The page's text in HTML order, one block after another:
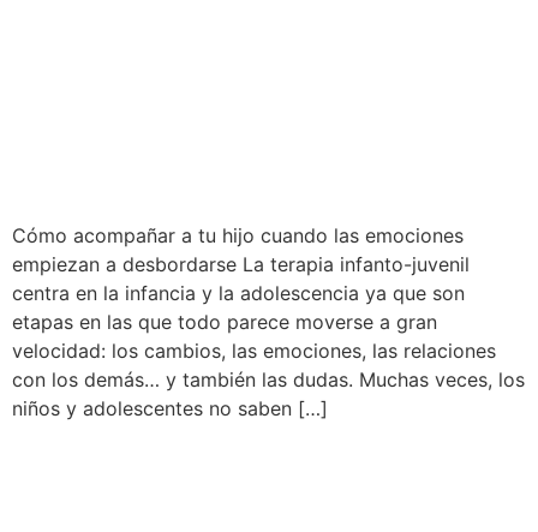
Cómo acompañar a tu hijo cuando las emociones
empiezan a desbordarse La terapia infanto-juvenil
centra en la infancia y la adolescencia ya que son
etapas en las que todo parece moverse a gran
velocidad: los cambios, las emociones, las relaciones
con los demás… y también las dudas. Muchas veces, los
niños y adolescentes no saben […]